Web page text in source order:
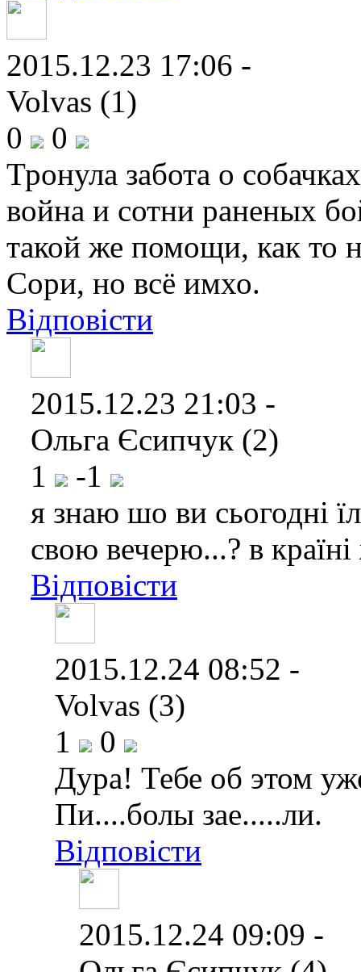
2015.12.23 17:06 -
Volvas (1)
0
0
Тронула забота о
война и сотни раненых
такой же помощи, как то
Сори, но всё имхо.
Відповісти
2015.12.23 21:03 -
Ольга Єсипчук (2)
1
-1
я знаю шо ви сьогодні
свою вечерю...? в
Відповісти
2015.12.24 08:52 -
Volvas (3)
1
0
Дура! Тебе об этом
Пи....болы зае.....ли.
Відповісти
2015.12.24 09:09 -